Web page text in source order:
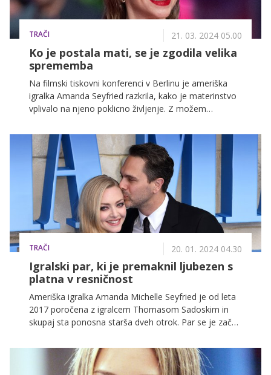
TRAČI 21. 03. 2024 05.00
Ko je postala mati, se je zgodila velika
sprememba
Na filmski tiskovni konferenci v Berlinu je ameriška
igralka Amanda Seyfried razkrila, kako je materinstvo
vplivalo na njeno poklicno življenje. Z možem
letnega Thomasa, kar je prineslo tudi zameglitev meja
med njenim delom in družinskim življenjem.
TRAČI 20. 01. 2024 04.30
Igralski par, ki je premaknil ljubezen s
platna v resničnost
Ameriška igralka Amanda Michelle Seyfried je od leta
2017 poročena z igralcem Thomasom Sadoskim in
skupaj sta ponosna starša dveh otrok. Par se je začel
ljubezen, ki se je sprva razvijala na zaslonu,
spremenila v pravo in močno čustveno povezavo.
Skupaj s svojim možem aktivno sodelujeta tudi v